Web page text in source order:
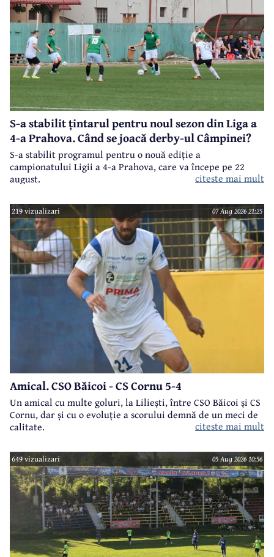
S-a stabilit țintarul pentru noul sezon din Liga a
4-a Prahova. Când se joacă derby-ul Câmpinei?
S-a stabilit programul pentru o nouă ediție a
campionatului Ligii a 4-a Prahova, care va începe pe 22
august.
citeste mai mult
219 vizualizari 07 Aug 2026 21:25
Amical. CSO Băicoi - CS Cornu 5-4
Un amical cu multe goluri, la Liliești, între CSO Băicoi și CS
Cornu, dar și cu o evoluție a scorului demnă de un meci de
calitate.
citeste mai mult
649 vizualizari 05 Aug 2026 10:56